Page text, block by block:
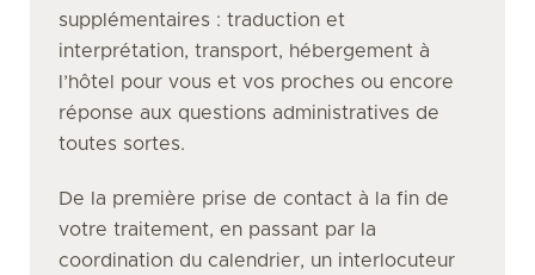
supplémentaires : traduction et
interprétation, transport, hébergement à
l’hôtel pour vous et vos proches ou encore
réponse aux questions administratives de
toutes sortes.
De la première prise de contact à la fin de
votre traitement, en passant par la
coordination du calendrier, un interlocuteur